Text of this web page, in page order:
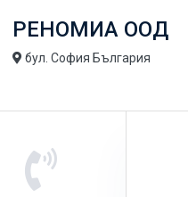
РЕНОМИА ООД
бул. София България